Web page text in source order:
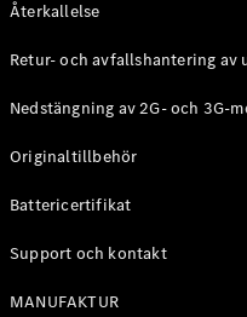
Cabriolet / Roadster
Cabriolet /
Återkallelse
Retur- och avfallshantering
Nedstängning av 2G- och 3G-
Originaltillbehör
Battericertifikat
Support och kontakt
MANUFAKTUR